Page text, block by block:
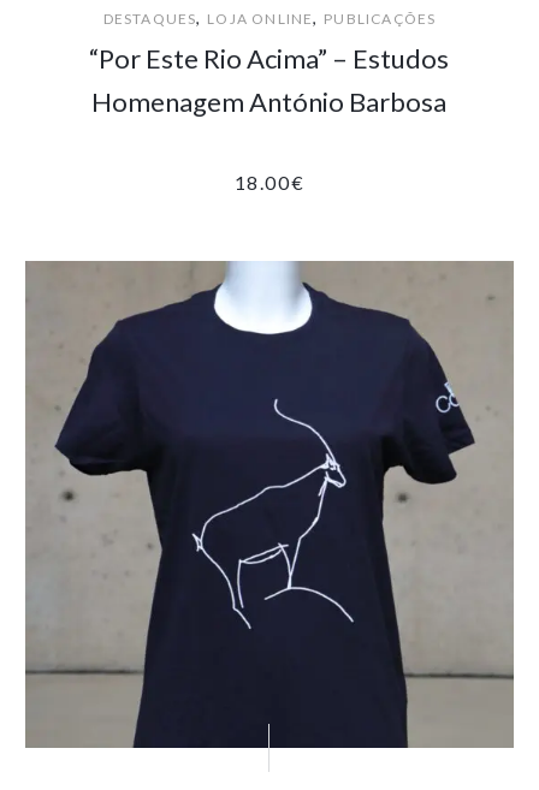
DESTAQUES, LOJA ONLINE, PUBLICAÇÕES
“Por Este Rio Acima” – Estudos
Homenagem António Barbosa
18.00€